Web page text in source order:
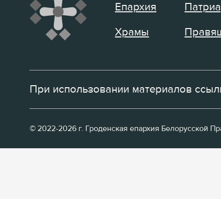
Епархия
Храмы
При использовании материалов
© 2022-2026 г. Гроденская епархия Белорусской